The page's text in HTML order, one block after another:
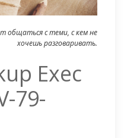
общаться с теми, с кем не
хочешь разговаривать.
Exec
79-